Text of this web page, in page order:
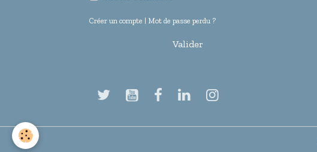
Créer un compte | Mot de passe perdu ?
Valider